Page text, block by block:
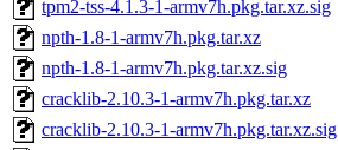
tpm2-tss-4.1.3-1-armv7h.pkg.tar.xz.sig
npth-1.8-1-armv7h.pkg.tar.xz
npth-1.8-1-armv7h.pkg.tar.xz.sig
cracklib-2.10.3-1-armv7h.pkg.tar.xz
cracklib-2.10.3-1-armv7h.pkg.tar.xz.sig